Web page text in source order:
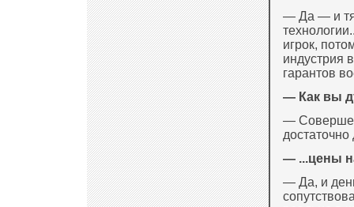
— Да — и
игрок,
индустрия
гарантов
— Как вы
—
— ...цены
— Да, и